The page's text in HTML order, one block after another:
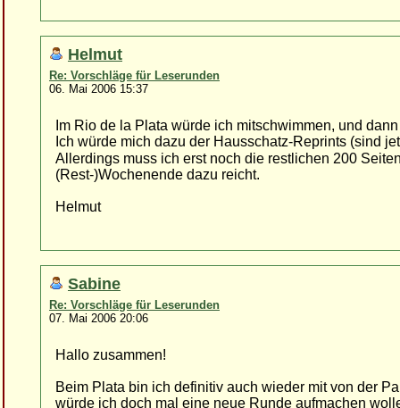
Helmut
Re: Vorschläge für Leserunden
06. Mai 2006 15:37
Im Rio de la Plata würde ich mitschwimmen, und
Ich würde mich dazu der Hausschatz-Reprints (sind
Allerdings muss ich erst noch die restlichen 200
(Rest-)Wochenende dazu reicht.
Helmut
Sabine
Re: Vorschläge für Leserunden
07. Mai 2006 20:06
Hallo zusammen!
Beim Plata bin ich definitiv auch wieder mit von der
würde ich doch mal eine neue Runde aufmachen